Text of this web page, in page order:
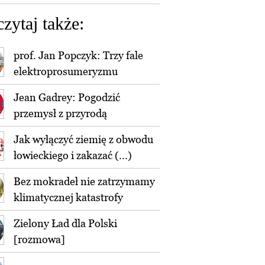
także:
prof. Jan Popczyk: Trzy fale
elektroprosumeryzmu
Jean Gadrey: Pogodzić
przemysł z przyrodą
Jak wyłączyć ziemię z obwodu
łowieckiego i zakazać (...)
Bez mokradeł nie zatrzymamy
klimatycznej katastrofy
Zielony Ład dla Polski
[rozmowa]